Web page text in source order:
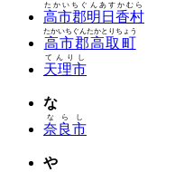
高市郡明日香村
たかいちぐんあすかむら
高市郡高取町
たかいちぐんたかとりちょう
天理市
てんりし
な
奈良市
ならし
や